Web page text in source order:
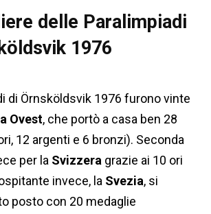
delle Paralimpiadi
1976
di Örnsköldsvik 1976 furono vinte
Ovest, che portò a casa ben 28
12 argenti e 6 bronzi). Seconda
per la Svizzera grazie ai 10 ori
invece, la Svezia, si
posto con 20 medaglie